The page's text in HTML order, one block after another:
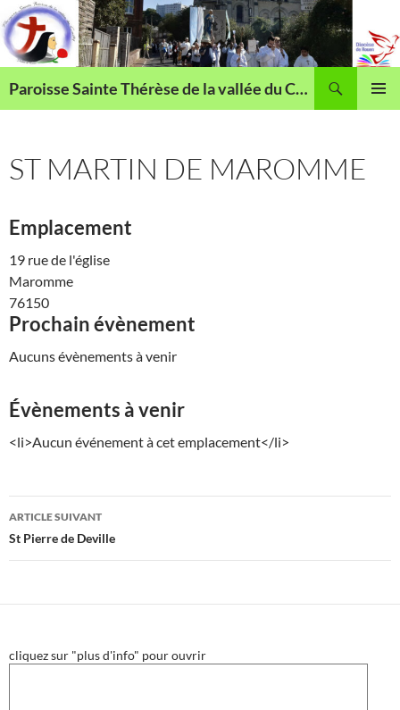
Aller
au
contenu
Paroisse Sainte Thérèse de la vallée du Cailly
ST MARTIN DE MAROMME
Emplacement
19 rue de l'église
Maromme
76150
Prochain évènement
Aucuns évènements à venir
Évènements à venir
<li>Aucun événement à cet emplacement</li>
Navigation
des
ARTICLE SUIVANT
St Pierre de Deville
cliquez sur "plus d'info" pour ouvrir